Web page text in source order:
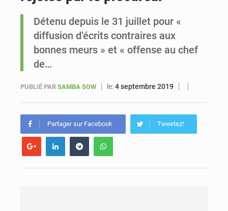
Sénégal : Ousmane Diagne prêtera serment le 11 août comme président du Conseil constitutionnel
Détenu depuis le 31 juillet pour «
diffusion d’écrits contraires aux
bonnes meurs » et « offense au chef
de…
PUBLIÉ PAR SAMBA SOW le:4 septembre 2019
Partager sur Facebook Tweetez!